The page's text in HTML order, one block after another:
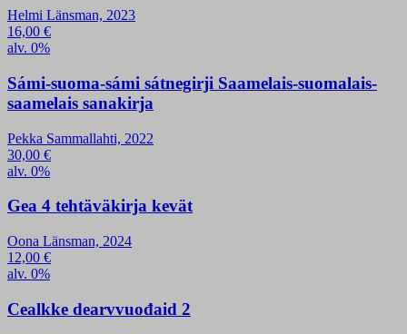
Helmi Länsman, 2023
16,00 €
alv. 0%
Sámi-suoma-sámi sátnegirji Saamelais-suomalais-
saamelais sanakirja
Pekka Sammallahti, 2022
30,00 €
alv. 0%
Gea 4 tehtäväkirja kevät
Oona Länsman, 2024
12,00 €
alv. 0%
Cealkke dearvvuođaid 2